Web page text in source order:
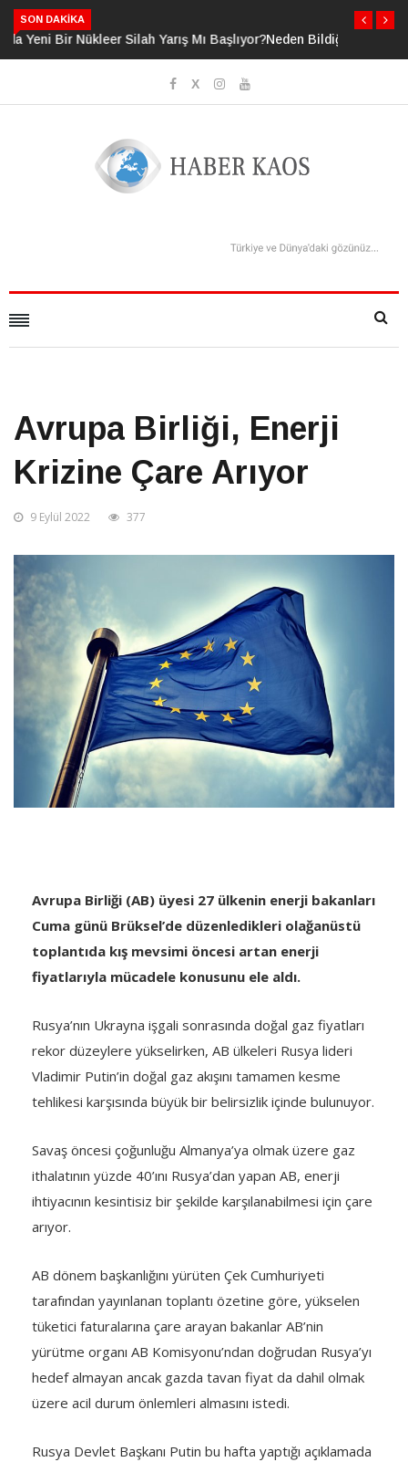
SON DAKIKA
Neden Bildiğimizden Daha Fazlasını Bildiğimizi Sanıyoruz?
Avrupa Birliği, Enerji
Krizine Çare Arıyor
9 Eylül 2022 377
Avrupa Birliği (AB) üyesi 27 ülkenin enerji bakanları
Cuma günü Brüksel’de düzenledikleri olağanüstü
toplantıda kış mevsimi öncesi artan enerji
fiyatlarıyla mücadele konusunu ele aldı.
Rusya’nın Ukrayna işgali sonrasında doğal gaz fiyatları
rekor düzeylere yükselirken, AB ülkeleri Rusya lideri
Vladimir Putin’in doğal gaz akışını tamamen kesme
tehlikesi karşısında büyük bir belirsizlik içinde bulunuyor.
Savaş öncesi çoğunluğu Almanya’ya olmak üzere gaz
ithalatının yüzde 40’ını Rusya’dan yapan AB, enerji
ihtiyacının kesintisiz bir şekilde karşılanabilmesi için çare
arıyor.
AB dönem başkanlığını yürüten Çek Cumhuriyeti
tarafından yayınlanan toplantı özetine göre, yükselen
tüketici faturalarına çare arayan bakanlar AB’nin
yürütme organı AB Komisyonu’ndan doğrudan Rusya’yı
hedef almayan ancak gazda tavan fiyat da dahil olmak
üzere acil durum önlemleri almasını istedi.
Rusya Devlet Başkanı Putin bu hafta yaptığı açıklamada